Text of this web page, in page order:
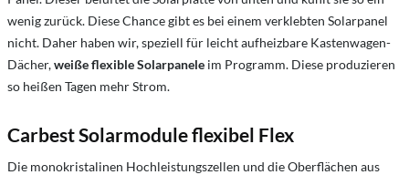
wenig zurück. Diese Chance gibt es bei einem verklebten Solarpanel
nicht. Daher haben wir, speziell für leicht aufheizbare Kastenwagen-
Dächer,weiße flexible Solarpanele im Programm. Diese produzieren
so heißen Tagen mehr Strom.
Carbest Solarmodule flexibel Flex
Die monokristalinen Hochleistungszellen und die Oberflächen aus